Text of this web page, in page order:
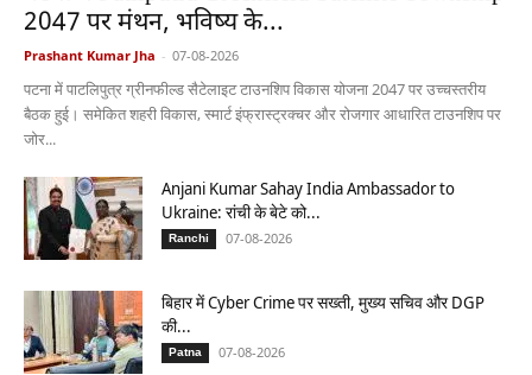
2047 पर मंथन, भविष्य के...
Prashant Kumar Jha - 07-08-2026
पटना में पाटलिपुत्र ग्रीनफील्ड सैटेलाइट टाउनशिप विकास योजना 2047 पर उच्चस्तरीय
बैठक हुई। समेकित शहरी विकास, स्मार्ट इंफ्रास्ट्रक्चर और रोजगार आधारित टाउनशिप पर
जोर...
Anjani Kumar Sahay India Ambassador to
Ukraine: रांची के बेटे को...
Ranchi 07-08-2026
बिहार में Cyber Crime पर सख्ती, मुख्य सचिव और DGP
की...
Patna 07-08-2026